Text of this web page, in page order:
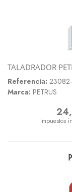
TALADRADOR
Referencia:
Marca: PETRUS
Precio
Impuestos